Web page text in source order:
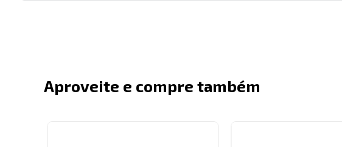
Aproveite e compre também